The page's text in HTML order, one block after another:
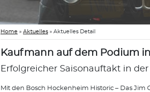
Home » Aktuelles » Aktuelles Detail
Kaufmann auf dem Podium
Erfolgreicher Saisonauftakt in
Mit den Bosch Hockenheim Historic – Das Jim